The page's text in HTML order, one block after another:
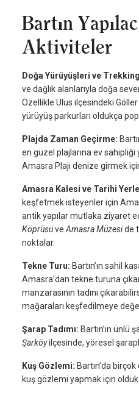
Bartın
Aktiviteler
Doğa Yürüyüşleri ve
ve dağlık alanlarıyla doğa
Özellikle Ulus ilçesindeki
yürüyüş parkurları oldukça
Plajda Zaman Geçirme:
en güzel plajlarına ev sahipliği
Amasra Plajı denize girmek
Amasra Kalesi ve Tarihi
keşfetmek isteyenler için
antik yapılar mutlaka ziyaret
KöprüsüveAmasra Müzeside
noktalar.
Tekne Turu: Bartın’ın sahil
Amasra’dan tekne turuna
manzarasının tadını
mağaraları keşfedilmeye
Şarap Tadımı: Bartın’ın ünlü
Şarköyilçesinde, yöresel
Kuş Gözlemi: Bartın’da
kuş gözlemi yapmak için